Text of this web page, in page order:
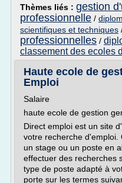
Thèmes liés : gestion
professionnelle /
scientifiques et techniques
professionnelles /
classement des ecoles
Haute ecole de
Emploi
Salaire
haute ecole de gestion
Direct emploi est un site
votre recherche d'emploi.
un stage ou un poste en
effectuer des recherches
type de poste adapté à
porte sur les termes